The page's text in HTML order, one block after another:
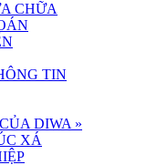
CHỮA
TIN
DIWA »
XÁ